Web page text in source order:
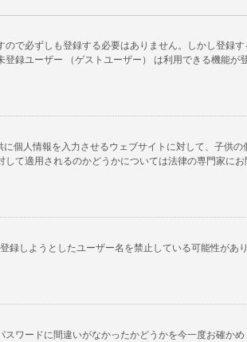
で必ずしも登録する必要はありません。しかし登録
録ユーザー （ゲストユーザー） は利用できる機能
個人情報を入力させるウェブサイトに対して、子供
て適用されるのかどうかについては法律の専門家に
録しようとしたユーザー名を禁止している可能性が
ワードに間違いがなかったかどうかを今一度お確か